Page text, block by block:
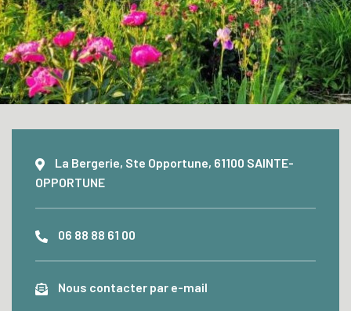
La Bergerie, Ste Opportune, 61100 SAINTE-
OPPORTUNE
06 88 88 61 00
Nous contacter par e-mail